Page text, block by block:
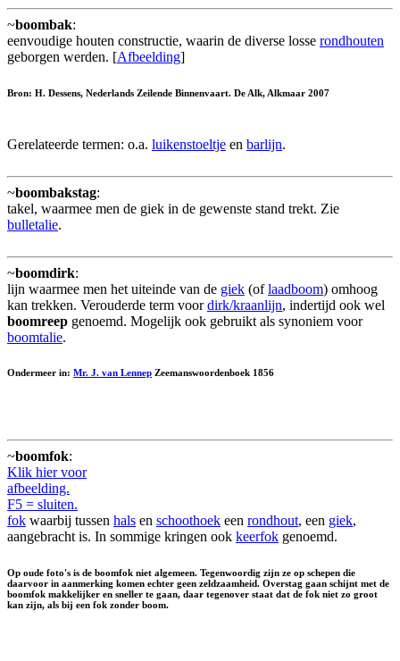
~boombak:
eenvoudige houten constructie, waarin de diverse losse rondhouten
geborgen werden. [Afbeelding]
Bron: H. Dessens, Nederlands Zeilende Binnenvaart. De Alk, Alkmaar 2007
Gerelateerde termen: o.a. luikenstoeltje en barlijn.
~boombakstag:
takel, waarmee men de giek in de gewenste stand trekt. Zie
bulletalie.
~boomdirk:
lijn waarmee men het uiteinde van de giek (oflaadboom) omhoog
kan trekken. Verouderde term voordirk/kraanlijn, indertijd ook wel
boomreep genoemd. Mogelijk ook gebruikt als synoniem voor
boomtalie.
Ondermeer in: Mr. J. van Lennep Zeemanswoordenboek 1856
~boomfok:
Klik hier voor
afbeelding.
F5 = sluiten.
fok waarbij tussen hals en schoothoek een rondhout, een giek,
aangebracht is. In sommige kringen ook keerfok genoemd.
Op oude foto's is de boomfok niet algemeen. Tegenwoordig zijn ze op schepen die
daarvoor in aanmerking komen echter geen zeldzaamheid. Overstag gaan schijnt met de
boomfok makkelijker en sneller te gaan, daar tegenover staat dat de fok niet zo groot
kan zijn, als bij een fok zonder boom.